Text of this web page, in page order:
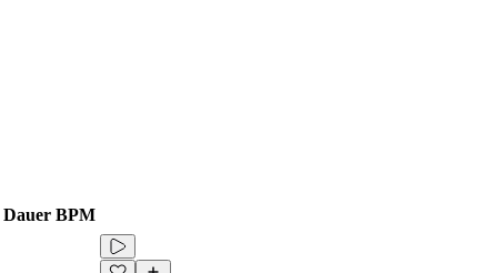
Dauer BPM